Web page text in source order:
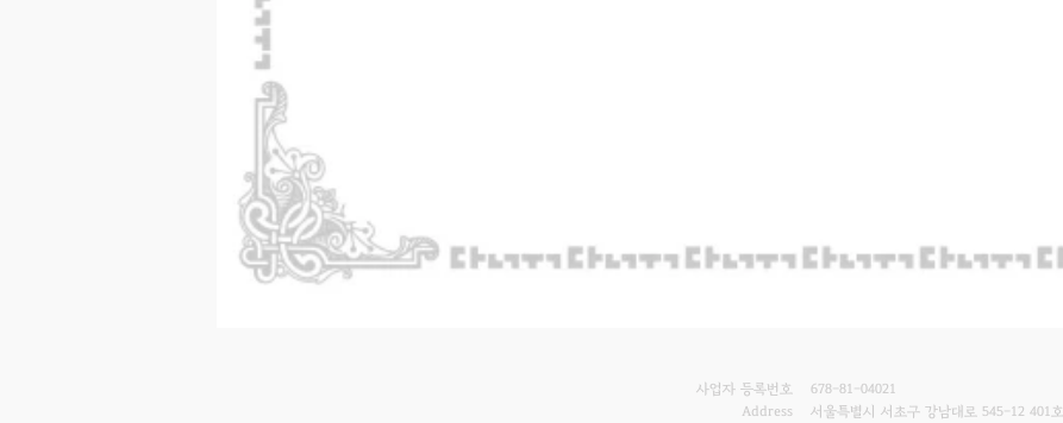
사업자 등록번호
Address
678-81-04021
서울특별시 서초구 강남대로 545-12 401호